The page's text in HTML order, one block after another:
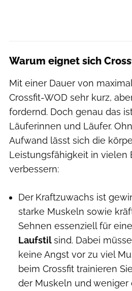
Warum eignet sich
Mit einer Dauer von
Crossfit-WOD sehr kurz,
fordernd. Doch genau das
Läuferinnen und Läufer.
Aufwand lässt sich die
Leistungsfähigkeit in vielen
verbessern:
Der Kraftzuwachs ist
starke Muskeln sowie
Sehnen essenziell für
Laufstilsind. Dabei
keine Angst vor zu viel
beim Crossfit trainieren
der Muskeln und weniger